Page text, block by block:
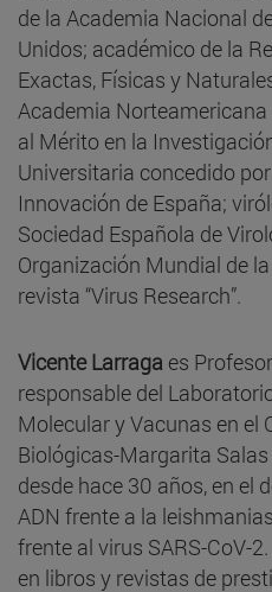
de la Academia Nacional
Unidos; académico de la
Exactas, Físicas y
Academia
al Mérito en la
Universitaria concedido
Innovación de España;
Sociedad Española de
Organización Mundial de
revista “Virus Research”.
Vicente Larraga es
responsable del
Molecular y Vacunas en el
Biológicas-Margarita
desde hace 30 años, en el
ADN frente a la
frente al virus SARS-CoV-
en libros y revistas de